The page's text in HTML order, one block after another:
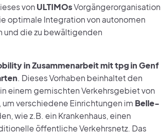
von ULTIMOsVorgängerorganisation
optimale Integration von autonomen
und die zu bewältigenden
in Zusammenarbeit mit tpg in Genf
. Dieses Vorhaben beinhaltet den
einem gemischten Verkehrsgebiet von
verschiedene Einrichtungen im Belle-
wie z.B. ein Krankenhaus, einen
öffentliche Verkehrsnetz. Das